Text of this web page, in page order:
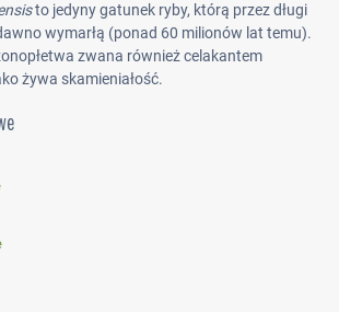
to jedyny gatunek ryby, którą przez długi
wymarłą (ponad 60 milionów lat temu).
zwana również celakantem
żywa skamieniałość.